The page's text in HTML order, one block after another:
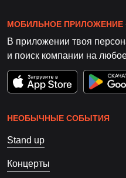
МОБИЛЬНОЕ ПРИЛОЖЕНИЕ
В приложении твоя
и поиск компании на
НЕОБЫЧНЫЕ СОБЫТИЯ
Stand up
Концерты